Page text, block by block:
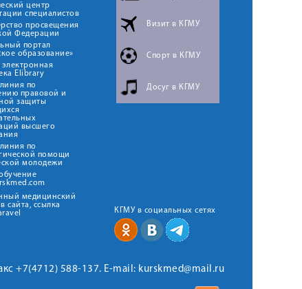
центр
специалистов
просвещения
Федерации
портал
образование»
электронная
Elibrary
линия по
правовой и
защиты
высшего
линия по
помощи
молодежи
Визит в КГМУ
Спорт в КГМУ
Досуг в КГМУ
медицинский
сайта, ссылка
КГМУ в социальных сетях
+7(4712) 588-137. E-mail: kurskmed@mail.ru